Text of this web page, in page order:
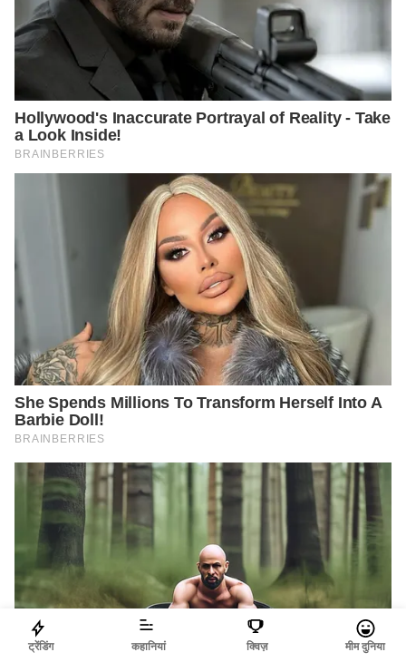
ट्रेंडिंग कहानियां क्विज़ मीम दुनिया